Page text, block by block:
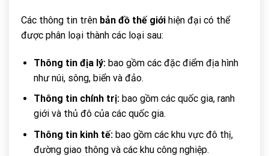
Các thông tin trên bản đồ thế giới hiện đại có thể
được phân loại thành các loại sau:
Thông tin địa lý:bao gồm các đặc điểm địa hình
như núi, sông, biển và đảo.
Thông tin chính trị:bao gồm các quốc gia, ranh
giới và thủ đô của các quốc gia.
Thông tin kinh tế:bao gồm các khu vực đô thị,
đường giao thông và các khu công nghiệp.